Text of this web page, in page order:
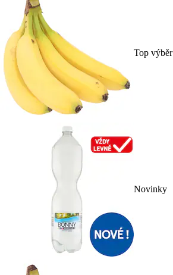
Top výběr
Novinky